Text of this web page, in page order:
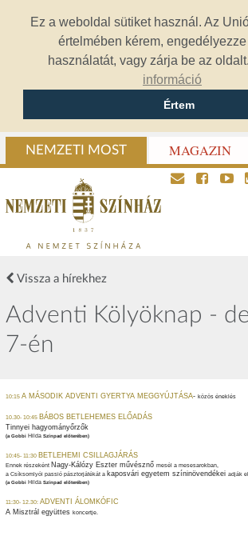
Ez a weboldal sütiket használ. Az
értelmében kérem,
használatát, vagy zárja be az oldalt.
információ
Értem
NEMZETI MOST MAGAZIN
Vissza a hírekhez
Adventi Kölyöknap -
7-én
10:15 A MÁSODIK ADVENTI GYERTYA MEGGYÚJTÁSA- közös éneklés
10.30- 10:45 BÁBOS BETLEHEMES ELŐADÁS
Tinnyei hagyományőrzők
(a Gobbi Hilda Színpad előterében)
10:45- 11:30 BETLEHEMI CSILLAGJÁRÁS
Ennek részeként Nagy-Kálózy Eszter művésznő mesél a mesesarokban,
a Csíksomlyói passió pásztorjátékát a kaposvári egyetem színinövendékei adják
(a Gobbi Hilda Színpad előterében)
11:30- 12.30: ADVENTI ÁLOMKÓFIC
A Misztrál együttes koncertje.